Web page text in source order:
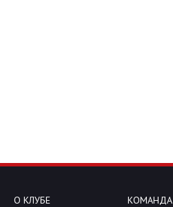
О КЛУБЕ КОМАНДА